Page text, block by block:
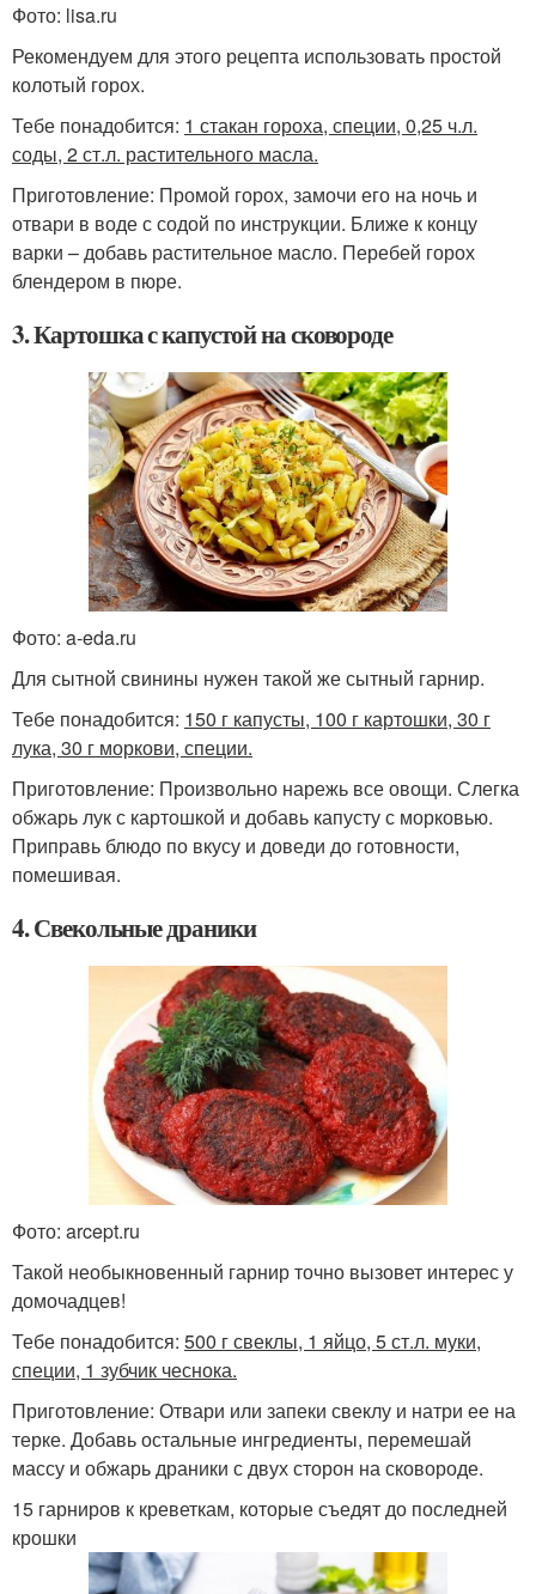
Фото: lisa.ru
Рекомендуем для этого рецепта использовать простой
колотый горох.
Тебе понадобится: 1 стакан гороха, специи, 0,25 ч.л.
соды, 2 ст.л. растительного масла.
Приготовление: Промой горох, замочи его на ночь и
отвари в воде с содой по инструкции. Ближе к концу
варки – добавь растительное масло. Перебей горох
блендером в пюре.
3. Картошка с капустой на сковороде
Фото: a-eda.ru
Для сытной свинины нужен такой же сытный гарнир.
Тебе понадобится: 150 г капусты, 100 г картошки, 30 г
лука, 30 г моркови, специи.
Приготовление: Произвольно нарежь все овощи. Слегка
обжарь лук с картошкой и добавь капусту с морковью.
Приправь блюдо по вкусу и доведи до готовности,
помешивая.
4. Свекольные драники
Фото: arcept.ru
Такой необыкновенный гарнир точно вызовет интерес у
домочадцев!
Тебе понадобится: 500 г свеклы, 1 яйцо, 5 ст.л. муки,
специи, 1 зубчик чеснока.
Приготовление: Отвари или запеки свеклу и натри ее на
терке. Добавь остальные ингредиенты, перемешай
массу и обжарь драники с двух сторон на сковороде.
15 гарниров к креветкам, которые съедят до последней
крошки